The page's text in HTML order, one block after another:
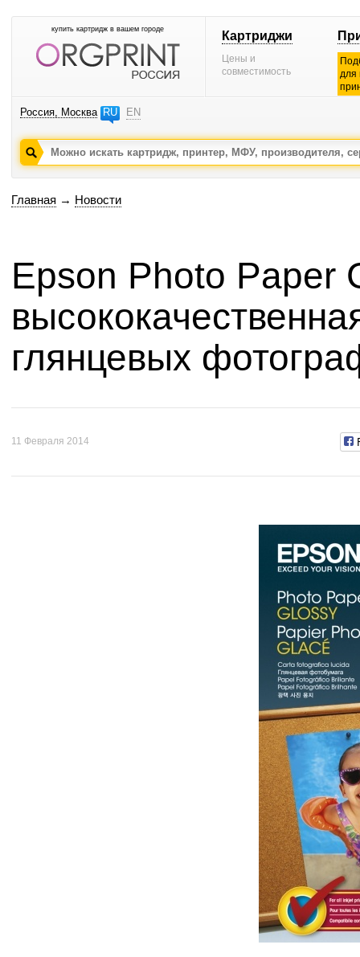
купить картридж в вашем городе Картриджи
Цены и
совместимость
для
Россия, Москва RU EN
Главная → Новости
Epson Photo Paper
глянцевых
11 Февраля 2014